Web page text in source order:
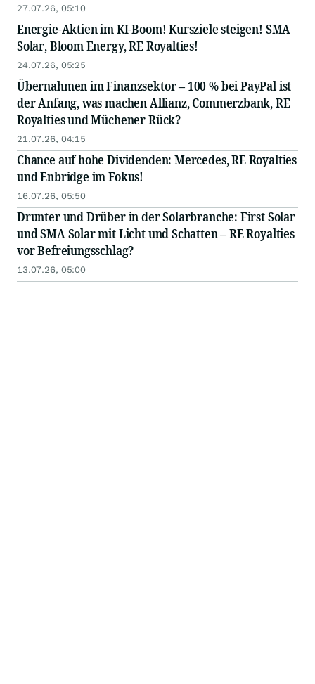
27.07.26, 05:10
Energie-Aktien im KI-Boom! Kursziele steigen! SMA
Solar, Bloom Energy, RE Royalties!
24.07.26, 05:25
Übernahmen im Finanzsektor – 100 % bei PayPal ist
der Anfang, was machen Allianz, Commerzbank, RE
Royalties und Müchener Rück?
21.07.26, 04:15
Chance auf hohe Dividenden: Mercedes, RE Royalties
und Enbridge im Fokus!
16.07.26, 05:50
Drunter und Drüber in der Solarbranche: First Solar
und SMA Solar mit Licht und Schatten – RE Royalties
vor Befreiungsschlag?
13.07.26, 05:00